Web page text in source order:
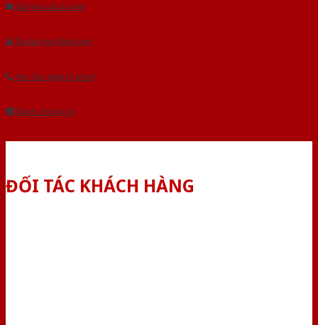
Gửi yêu cầu tư vấn
Tải báo giá tổng hợp
Yêu cầu gọi lại (3 phút)
Dành cho đại lý
ĐỐI TÁC KHÁCH HÀNG